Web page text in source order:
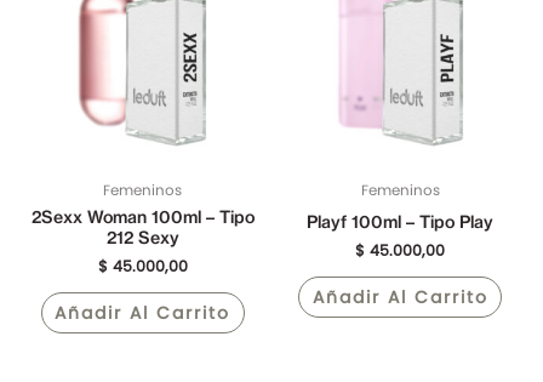
Femeninos
2Sexx Woman 100ml – Tipo
212 Sexy
$ 45.000,00
Añadir Al Carrito
Femeninos
Playf 100ml – Tipo Play
$ 45.000,00
Añadir Al Carrito